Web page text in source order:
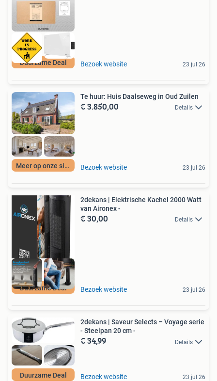
Duurzame Deal Bezoek website 23 jul 26
Meer op onze site
Te huur: Huis Daalseweg in Oud Zuilen
€ 3.850,00 Details
Bezoek website 23 jul 26
Duurzame Deal
2dekans | Elektrische Kachel 2000 Watt
van Aironex -
€ 30,00 Details
Bezoek website 23 jul 26
Duurzame Deal
2dekans | Saveur Selects – Voyage serie
- Steelpan 20 cm -
€ 34,99 Details
Bezoek website 23 jul 26